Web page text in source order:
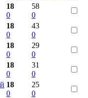
18
0
58
0
18
0
43
0
18
0
29
0
18
0
31
0
18
0
25
0